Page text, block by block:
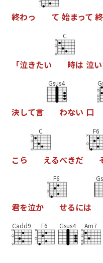
終わっ て 始まって 終
「泣きたい
C
時は 泣い
決して言
Gsus4
わない 口
こ ら
C
えるべきだ
F6
君を泣か
F6
せるには
Cadd9 F6 Gsus4 Am7